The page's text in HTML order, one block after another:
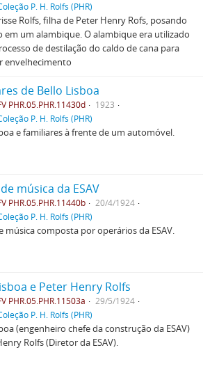
P. H. Rolfs (PHR)
Rolfs, filha de Peter Henry Rofs, posando
em um alambique. O alambique era utilizado
de destilação do caldo de cana para
envelhecimento
de Bello Lisboa
PHR.05.PHR.11430d
1923
P. H. Rolfs (PHR)
e familiares à frente de um automóvel.
música da ESAV
PHR.05.PHR.11440b
20/4/1924
P. H. Rolfs (PHR)
música composta por operários da ESAV.
e Peter Henry Rolfs
PHR.05.PHR.11503a
29/5/1924
P. H. Rolfs (PHR)
(engenheiro chefe da construção da ESAV)
Rolfs (Diretor da ESAV).